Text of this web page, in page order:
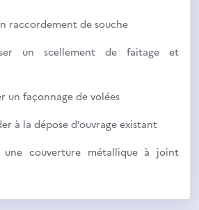
raccordement de souche
un scellement de faitage et
un façonnage de volées
à la dépose d’ouvrage existant
une couverture métallique à joint